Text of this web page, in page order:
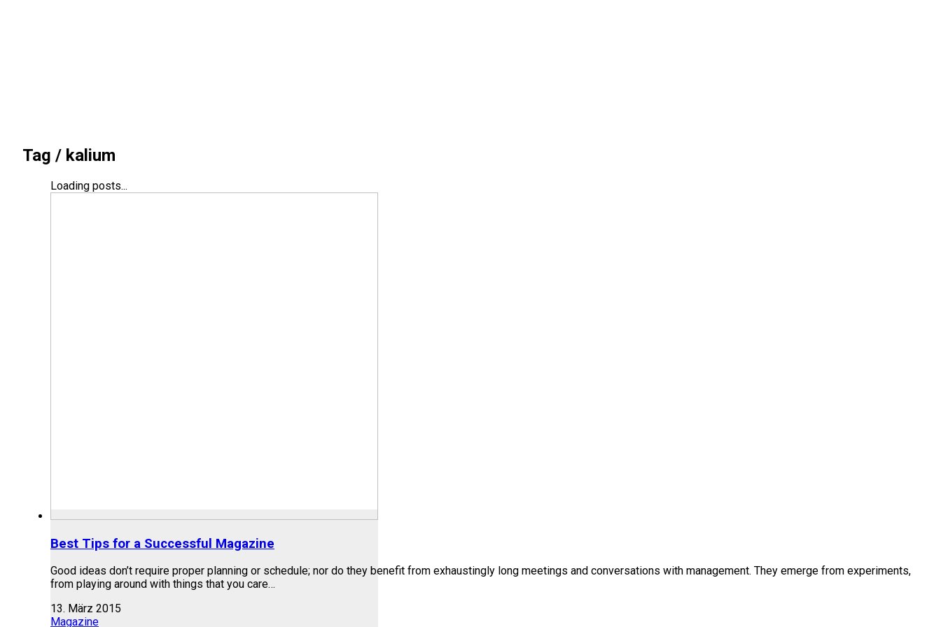
Tag / kalium
Loading posts...
Best Tips for a Successful Magazine
Good ideas don’t require proper planning or schedule; nor do they benefit from exhaustingly long meetings and conversations with management. They emerge from experiments,
from playing around with things that you care…
13. März 2015
Magazine